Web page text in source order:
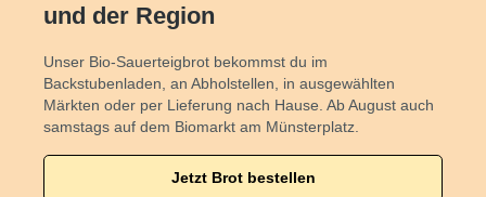
und der Region
Unser Bio-Sauerteigbrot bekommst du im
Backstubenladen, an Abholstellen, in ausgewählten
Märkten oder per Lieferung nach Hause. Ab August auch
samstags auf dem Biomarkt am Münsterplatz.
Jetzt Brot bestellen